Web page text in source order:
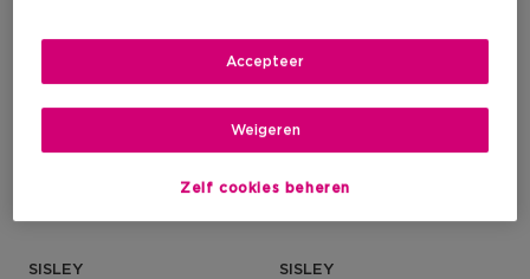
SISLEY SISLEY
Zelf cookies beheren
Weigeren
Accepteer